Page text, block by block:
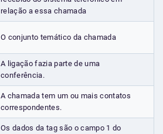
relação a essa chamada
O conjunto temático da chamada
A ligação fazia parte de uma
conferência.
A chamada tem um ou mais contatos
correspondentes.
Os dados da tag são o campo 1 do